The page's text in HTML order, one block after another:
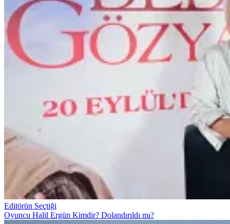
Editörün Seçtiği
Oyuncu Halil Ergün Kimdir? Dolandırıldı mı?